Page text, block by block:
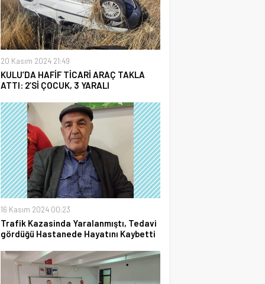
20 Kasım 2024 21:49
KULU’DA HAFİF TİCARİ ARAÇ TAKLA
ATTI: 2’Sİ ÇOCUK, 3 YARALI
16 Kasım 2024 00:23
Trafik Kazasinda Yaralanmıştı, Tedavi
gördüğü Hastanede Hayatını Kaybetti